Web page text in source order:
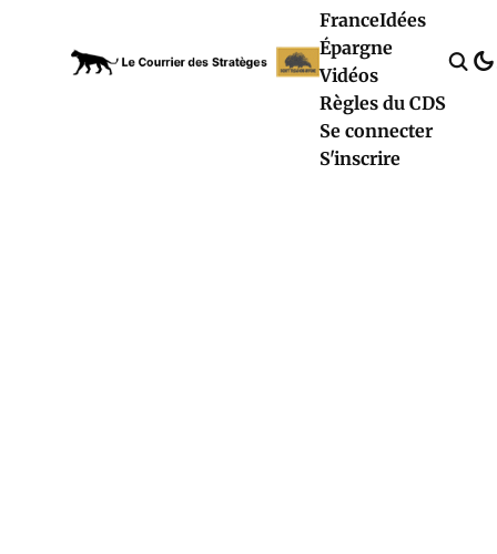
FranceIdées
Épargne
Vidéos
Règles du CDS
Se connecter
S'inscrire